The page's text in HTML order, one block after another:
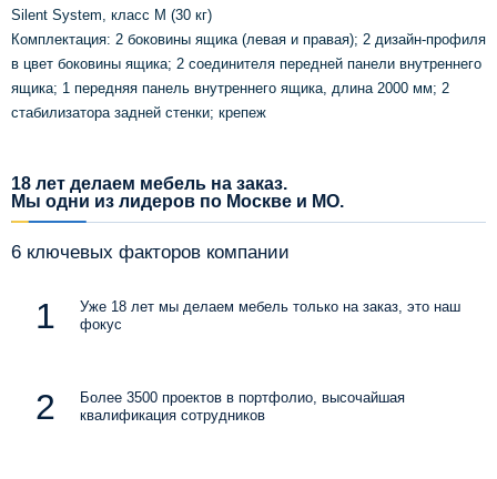
Silent System, класс M (30 кг)
Комплектация: 2 боковины ящика (левая и правая); 2 дизайн-профиля
в цвет боковины ящика; 2 соединителя передней панели внутреннего
ящика; 1 передняя панель внутреннего ящика, длина 2000 мм; 2
стабилизатора задней стенки; крепеж
18 лет делаем мебель на заказ.
Мы одни из лидеров по Москве и МО.
6 ключевых факторов компании
Уже 18 лет мы делаем мебель только на заказ, это наш
фокус
Более 3500 проектов в портфолио, высочайшая
квалификация сотрудников